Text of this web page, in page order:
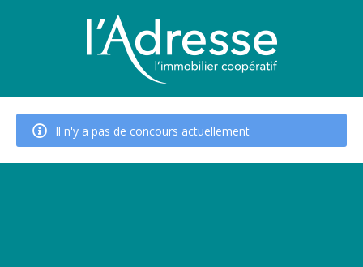
Il n'y a pas de concours actuellement